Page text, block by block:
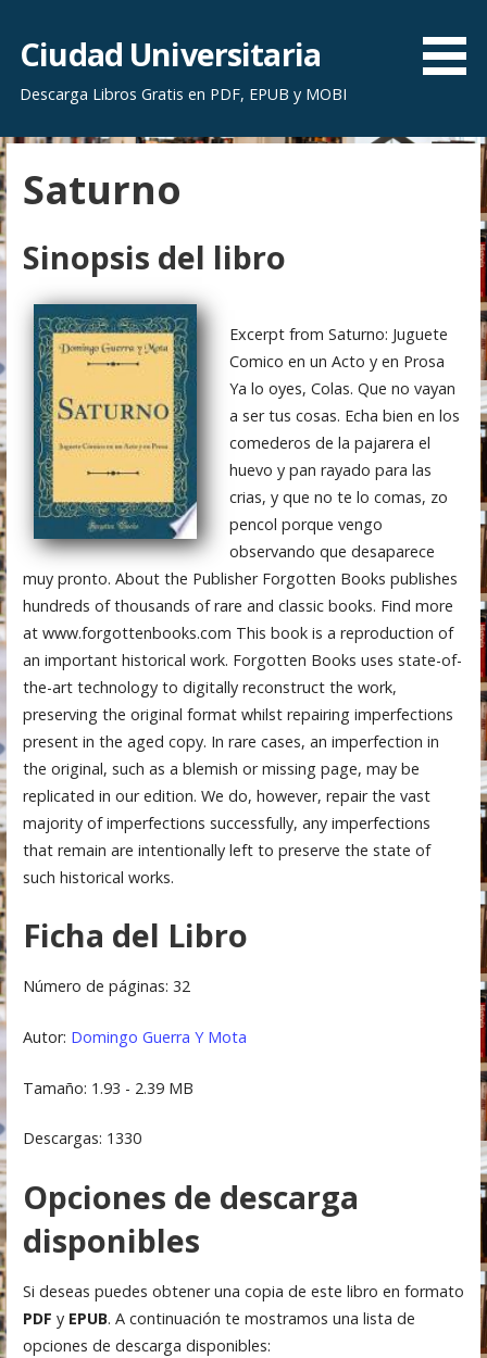
r
a
l
c
o
n
e
n
i
d
o
Ciudad Universitaria
Descarga Libros Gratis en PDF, EPUB y MOBI
Saturno
Sinopsis del libro
Excerpt from Saturno: Juguete
Comico en un Acto y en Prosa
Ya lo oyes, Colas. Que no vayan
a ser tus cosas. Echa bien en los
comederos de la pajarera el
huevo y pan rayado para las
crias, y que no te lo comas, zo
pencol porque vengo
observando que desaparece
muy pronto. About the Publisher Forgotten Books publishes
hundreds of thousands of rare and classic books. Find more
at www.forgottenbooks.com This book is a reproduction of
an important historical work. Forgotten Books uses state-of-
the-art technology to digitally reconstruct the work,
preserving the original format whilst repairing imperfections
present in the aged copy. In rare cases, an imperfection in
the original, such as a blemish or missing page, may be
replicated in our edition. We do, however, repair the vast
majority of imperfections successfully, any imperfections
that remain are intentionally left to preserve the state of
such historical works.
Ficha del Libro
Número de páginas: 32
Autor: Domingo Guerra Y Mota
Tamaño: 1.93 - 2.39 MB
Descargas: 1330
Opciones de descarga
disponibles
Si deseas puedes obtener una copia de este libro en formato
PDF y EPUB. A continuación te mostramos una lista de
opciones de descarga disponibles: